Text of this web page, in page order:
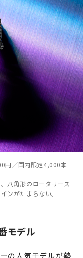
円／国内限定4,000本
八角形のロータリース
ンがたまらない。
モデル